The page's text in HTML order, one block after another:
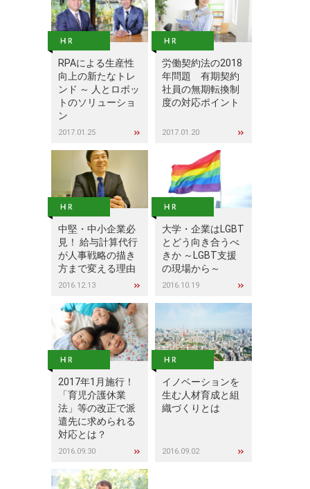
RPAによる生産性
向上の新たなトレ
ンド ～ 人とロボッ
トのソリューショ
ン
2017.01.25
労働契約法の2018
年問題 有期契約
社員の無期転換制
度の対応ポイント
2017.01.20
中堅・中小企業必
見！ 給与計算代行
が人事戦略の描き
方まで変える理由
2016.12.13
大学・企業はLGBT
とどう向き合うべ
きか ～LGBT支援
の現場から～
2016.10.19
2017年1月施行！
「育児介護休業
法」等の改正で派
遣先に求められる
対応とは？
2016.09.30
イノベーションを
生む人材育成と組
織づくりとは
2016.09.02